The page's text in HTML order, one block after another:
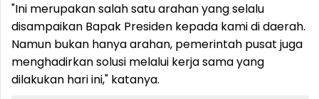
"Ini merupakan salah satu arahan yang selalu
disampaikan Bapak Presiden kepada kami di daerah.
Namun bukan hanya arahan, pemerintah pusat juga
menghadirkan solusi melalui kerja sama yang
dilakukan hari ini," katanya.